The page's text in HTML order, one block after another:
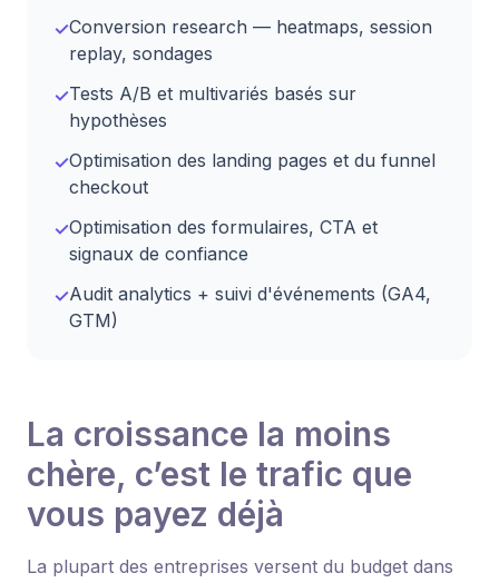
✓Conversion research — heatmaps, session
replay, sondages
✓Tests A/B et multivariés basés sur
hypothèses
✓Optimisation des landing pages et du funnel
checkout
✓Optimisation des formulaires, CTA et
signaux de confiance
✓Audit analytics + suivi d'événements (GA4,
GTM)
La croissance la moins
chère, c’est le trafic que
vous payez déjà
La plupart des entreprises versent du budget dans